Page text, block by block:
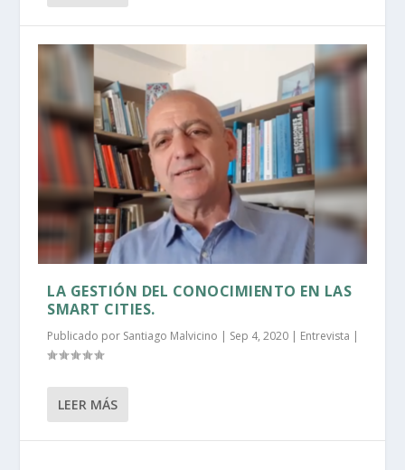
LA GESTIÓN DEL CONOCIMIENTO EN LAS
SMART CITIES.
Publicado por Santiago Malvicino | Sep 4, 2020 | Entrevista |
LEER MÁS